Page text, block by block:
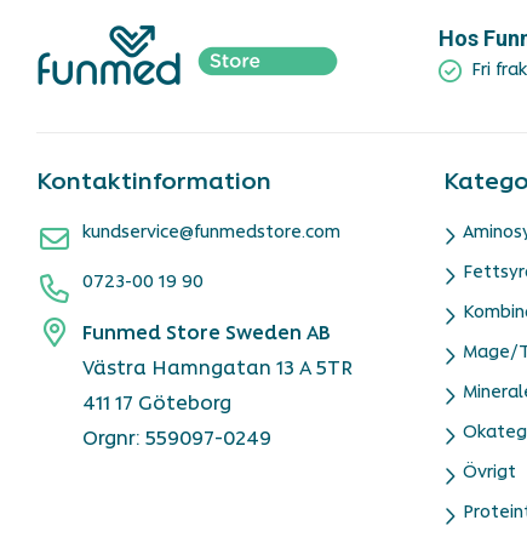
Hos
Fri
Kontaktinformation
kundservice@funmedstore.com
0723-00 19 90
Funmed Store Sweden AB
Västra Hamngatan 13 A 5TR
411 17 Göteborg
Orgnr: 559097-0249
Mage/
Övrigt